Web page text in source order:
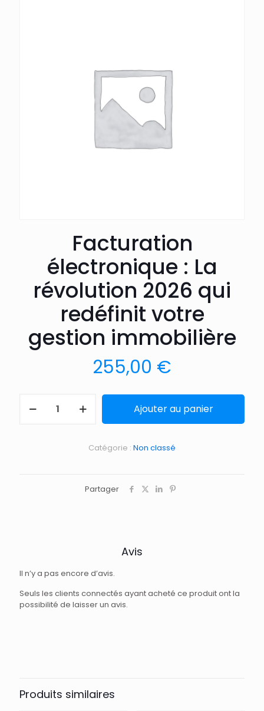
Facturation
électronique : La
révolution 2026 qui
redéfinit votre
gestion immobilière
255,00 €
Ajouter au panier
Catégorie : Non classé
Partager
Avis
Il n’y a pas encore d’avis.
Seuls les clients connectés ayant acheté ce produit ont la
possibilité de laisser un avis.
Produits similaires